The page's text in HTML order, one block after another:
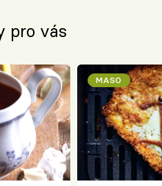
pro vás
MASO